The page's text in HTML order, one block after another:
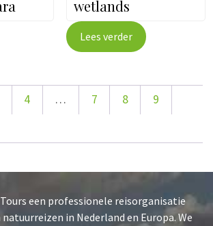
wetlands
Lees verder
4 … 7 8
9
een professionele reisorganisatie
in Nederland en Europa. We